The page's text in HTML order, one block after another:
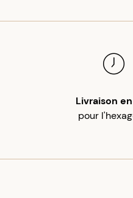
Livraison
pour